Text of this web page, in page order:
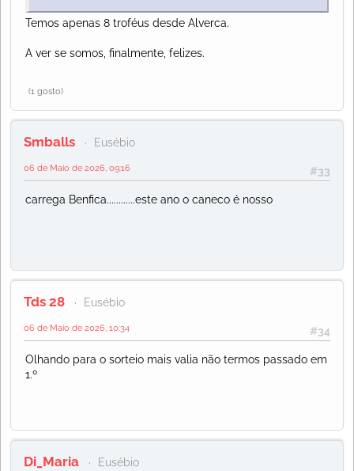
Temos apenas 8 troféus desde Alverca.
A ver se somos, finalmente, felizes.
(1 gosto)
Smballs Eusébio
#33
06 de Maio de 2026, 09:16
carrega Benfica............este ano o caneco é nosso
Tds 28 Eusébio
#34
06 de Maio de 2026, 10:34
Olhando para o sorteio mais valia não termos passado em
1.º
Di_Maria Eusébio